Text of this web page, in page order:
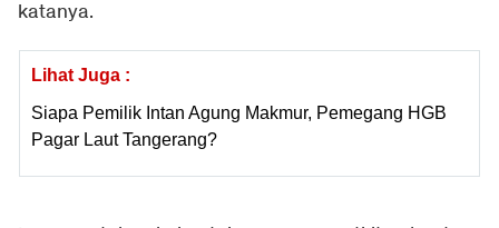
katanya.
Lihat Juga :
Siapa Pemilik Intan Agung Makmur, Pemegang HGB
Pagar Laut Tangerang?